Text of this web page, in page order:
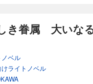
き眷属 大いな
ベル
ライトノベル